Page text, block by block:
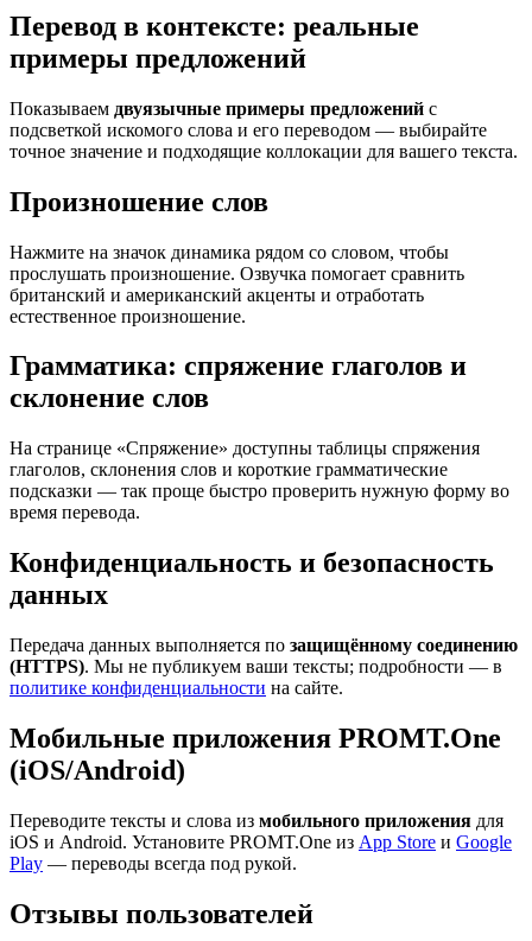
Перевод в контексте: реальные
примеры предложений
Показываем двуязычные примеры предложений с
подсветкой искомого слова и его переводом — выбирайте
точное значение и подходящие коллокации для вашего текста.
Произношение слов
Нажмите на значок динамика рядом со словом, чтобы
прослушать произношение. Озвучка помогает сравнить
британский и американский акценты и отработать
естественное произношение.
Грамматика: спряжение глаголов и
склонение слов
На странице «Спряжение» доступны таблицы спряжения
глаголов, склонения слов и короткие грамматические
подсказки — так проще быстро проверить нужную форму во
время перевода.
Конфиденциальность и безопасность
данных
Передача данных выполняется по защищённому соединению
(HTTPS). Мы не публикуем ваши тексты; подробности — в
политике конфиденциальности на сайте.
Мобильные приложения PROMT.One
(iOS/Android)
Переводите тексты и слова из мобильного приложения для
iOS и Android. Установите PROMT.One из App Store и Google
Play — переводы всегда под рукой.
Отзывы пользователей